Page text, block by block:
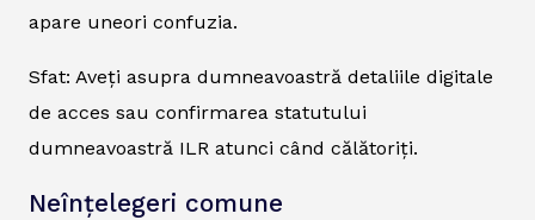
apare uneori confuzia.
Sfat: Aveți asupra dumneavoastră detaliile digitale
de acces sau confirmarea statutului
dumneavoastră ILR atunci când călătoriți.
Neînțelegeri comune